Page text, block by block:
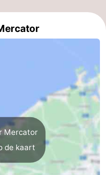
Mercator
de kaart